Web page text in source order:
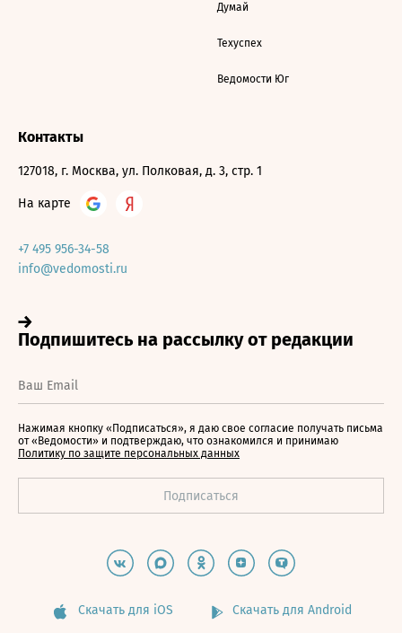
Думай
Техуспех
Ведомости Юг
Контакты
127018, г. Москва, ул. Полковая, д. 3, стр. 1
На карте
+7 495 956-34-58
info@vedomosti.ru
Нажимая кнопку «Подписаться», я даю свое согласие получать письма
от «Ведомости» и подтверждаю, что ознакомился и принимаю
Политику по защите персональных данных
Скачать для iOS Скачать для Android